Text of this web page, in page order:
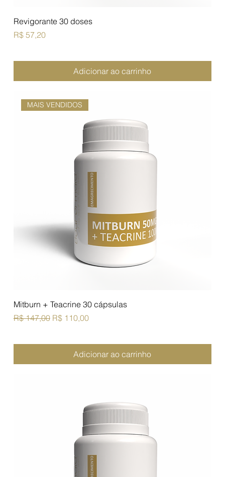
Revigorante 30 doses
Preço
R$ 57,20
Adicionar ao carrinho
MAIS VENDIDOS
Mitburn + Teacrine 30 cápsulas
Preço normal
R$ 147,00 Preço promocional
R$ 110,00
Adicionar ao carrinho